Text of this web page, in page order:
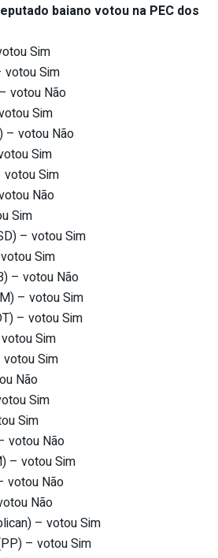
baiano votou na PEC dos
Sim
votou Sim
votou Não
Sim
– votou Não
Sim
votou Sim
Não
Sim
– votou Sim
Sim
– votou Não
– votou Sim
– votou Sim
Sim
Sim
Não
Sim
Sim
votou Não
– votou Sim
votou Não
Não
– votou Sim
– votou Sim